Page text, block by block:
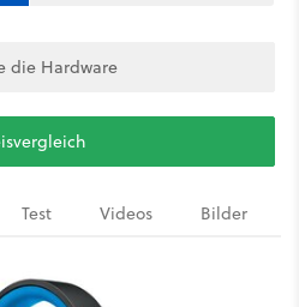
die Hardware
Test Videos Bilder